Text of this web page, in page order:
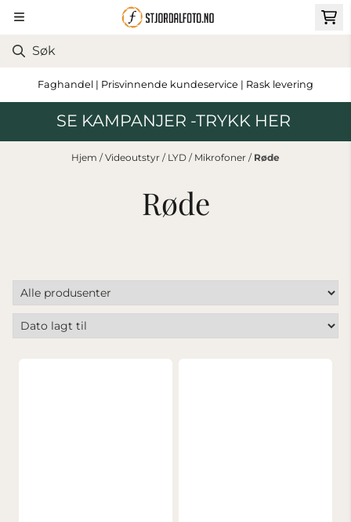
Hopp til innhold
Faghandel | Prisvinnende kundeservice | Rask levering
SE KAMPANJER -TRYKK HER
Hjem /Videoutstyr / LYD / Mikrofoner / Røde
Røde